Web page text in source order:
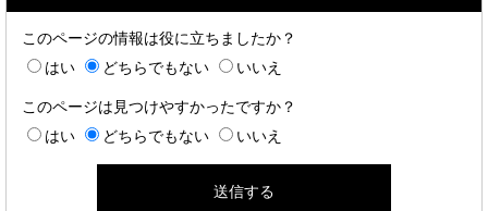
このページの情報は役に立ちましたか？
はい
どちらでもない いいえ
このページは見つけやすかったですか？
はい
どちらでもない いいえ